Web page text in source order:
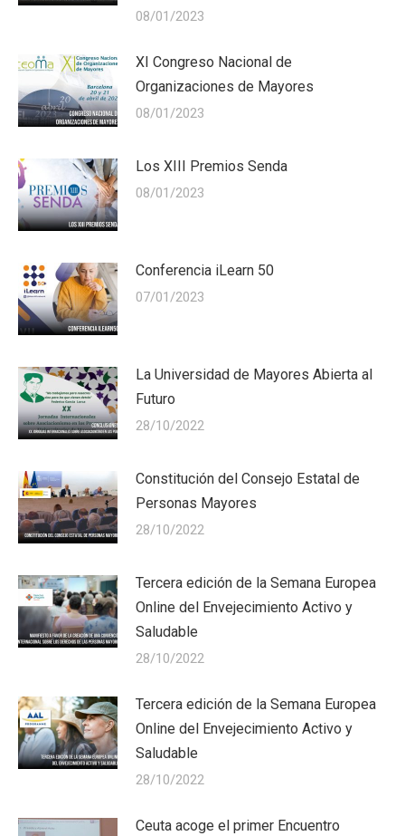
08/01/2023
XI Congreso Nacional de
Organizaciones de Mayores
08/01/2023
Los XIII Premios Senda
08/01/2023
Conferencia iLearn 50
07/01/2023
La Universidad de Mayores Abierta al
Futuro
28/10/2022
Constitución del Consejo Estatal de
Personas Mayores
28/10/2022
Tercera edición de la Semana Europea
Online del Envejecimiento Activo y
Saludable
28/10/2022
Tercera edición de la Semana Europea
Online del Envejecimiento Activo y
Saludable
28/10/2022
Ceuta acoge el primer Encuentro